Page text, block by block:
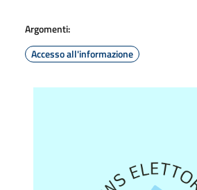
Argomenti:
Accesso all'informazione